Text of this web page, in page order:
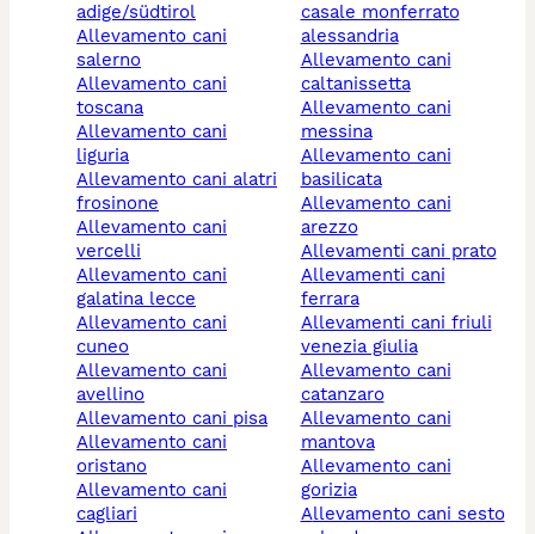
adige/südtirol
allevamento cani
salerno
allevamento cani
toscana
allevamento cani
liguria
allevamento cani alatri
frosinone
allevamento cani
vercelli
allevamento cani
galatina lecce
allevamento cani
cuneo
allevamento cani
avellino
allevamento cani pisa
allevamento cani
oristano
allevamento cani
cagliari
casale monferrato
alessandria
allevamento cani
caltanissetta
allevamento cani
messina
allevamento cani
basilicata
allevamento cani
arezzo
allevamenti cani prato
allevamenti cani
ferrara
allevamenti cani friuli
venezia giulia
allevamento cani
catanzaro
allevamento cani
mantova
allevamento cani
gorizia
allevamento cani sesto